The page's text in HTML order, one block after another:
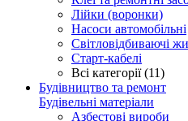
Лійки (воронки)
Насоси автомобільні
Світловідбиваючі
Старт-кабелі
Всі категорії (11)
Будівництво та ремонт
Будівельні матеріали
Азбестові вироби